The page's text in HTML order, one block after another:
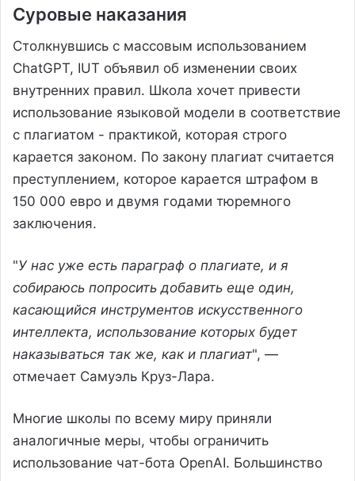
Суровые наказания
Столкнувшись с массовым использованием
ChatGPT, IUT объявил об изменении своих
внутренних правил. Школа хочет привести
использование языковой модели в соответствие
с плагиатом - практикой, которая строго
карается законом. По закону плагиат считается
преступлением, которое карается штрафом в
150 000 евро и двумя годами тюремного
заключения.
"У нас уже есть параграф о плагиате, и я
собираюсь попросить добавить еще один,
касающийся инструментов искусственного
интеллекта, использование которых будет
наказываться так же, как и плагиат", —
отмечает Самуэль Круз-Лара.
Многие школы по всему миру приняли
аналогичные меры, чтобы ограничить
использование чат-бота OpenAI. Большинство